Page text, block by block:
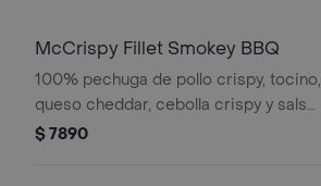
McCrispy Fillet Smokey BBQ
100% pechuga de pollo crispy, tocino,
queso cheddar, cebolla crispy y salsa
BBQ en pan de papa.
$ 7890